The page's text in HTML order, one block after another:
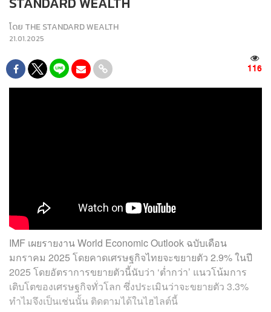
โดย THE STANDARD WEALTH
21.01.2025
116
IMF เผยรายงาน World Economic Outlook ฉบับเดือน
มกราคม 2025 โดยคาดเศรษฐกิจไทยจะขยายตัว 2.9% ในปี
2025 โดยอัตราการขยายตัวนี้นับว่า ‘ต่ำกว่า’ แนวโน้มการ
เติบโตของเศรษฐกิจทั่วโลก ซึ่งประเมินว่าจะขยายตัว 3.3%
ทำไมจึงเป็นเช่นนั้น ติดตามได้ในไฮไลต์นี้